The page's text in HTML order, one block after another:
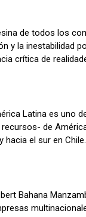
de todos los
y la inestabilidad
crítica de
Latina es
de
hacia el sur en Chile.
Bahana